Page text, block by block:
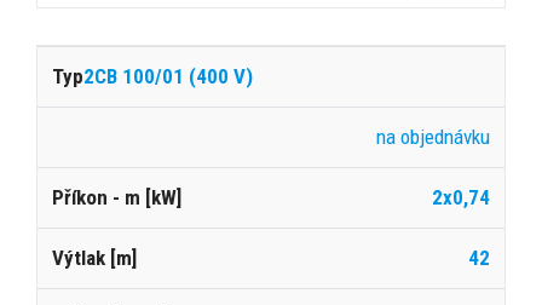
2CB 100/01 (400 V)
na objednávku
2x0,74
42